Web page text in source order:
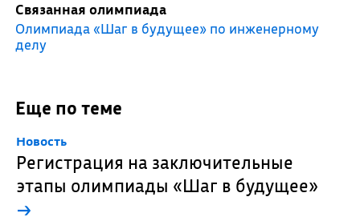
Связанная олимпиада
Олимпиада «Шаг в будущее» по инженерному
делу
Еще по теме
Новость
Регистрация на заключительные
этапы олимпиады «Шаг в будущее»
→